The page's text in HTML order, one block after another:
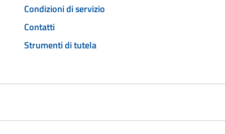
Condizioni di servizio
Contatti
Strumenti di tutela